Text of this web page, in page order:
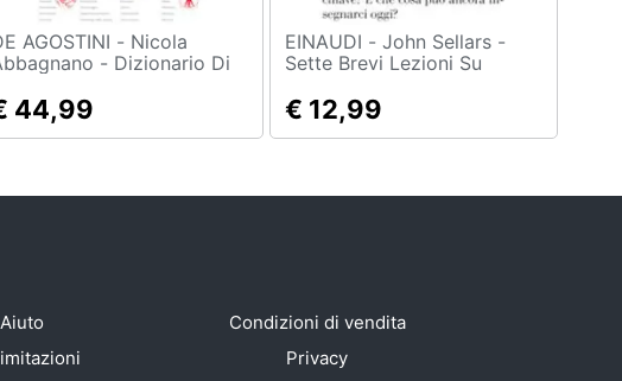
AGOSTINI - Nicola
- Dizionario Di
44,99
EINAUDI - John Sellars -
Sette Brevi Lezioni Su
€ 12,99
Condizioni di vendita
Privacy